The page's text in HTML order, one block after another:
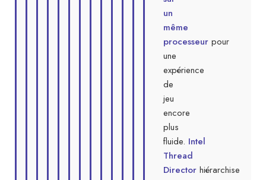
un
même
processeur pour
une
expérience
de
jeu
encore
plus
fluide. Intel
Thread
Director hiérarchise